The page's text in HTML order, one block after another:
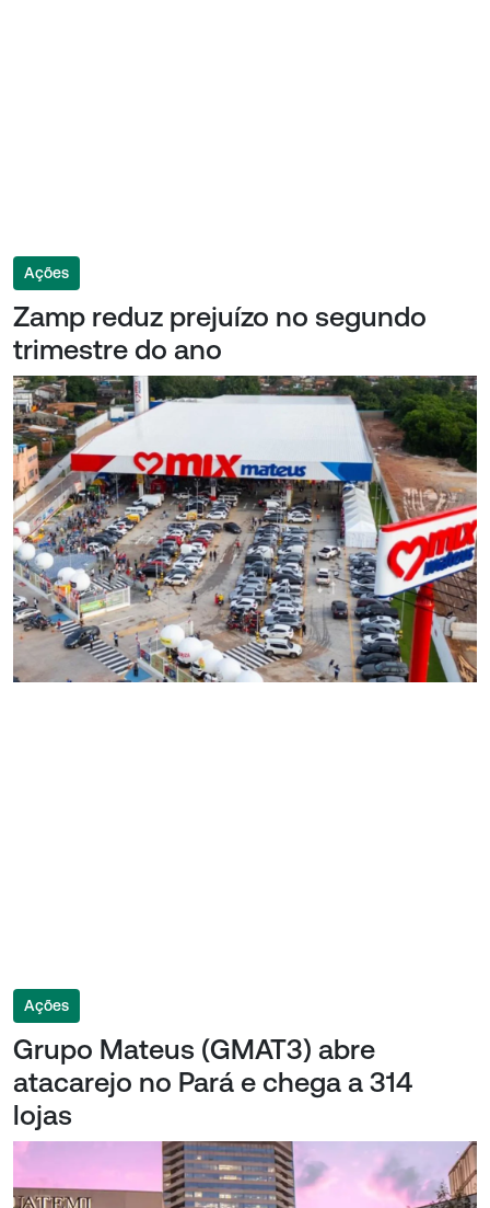
Ações
Zamp reduz prejuízo no segundo
trimestre do ano
Ações
Grupo Mateus (GMAT3) abre
atacarejo no Pará e chega a 314
lojas